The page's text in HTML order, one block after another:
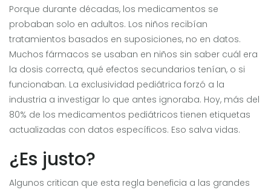
Porque durante décadas, los medicamentos se
probaban solo en adultos. Los niños recibían
tratamientos basados en suposiciones, no en datos.
Muchos fármacos se usaban en niños sin saber cuál era
la dosis correcta, qué efectos secundarios tenían, o si
funcionaban. La exclusividad pediátrica forzó a la
industria a investigar lo que antes ignoraba. Hoy, más del
80% de los medicamentos pediátricos tienen etiquetas
actualizadas con datos específicos. Eso salva vidas.
¿Es justo?
Algunos critican que esta regla beneficia a las grandes